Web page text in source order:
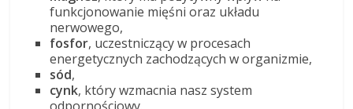
funkcjonowanie mięśni oraz układu
nerwowego,
fosfor, uczestniczący w procesach
energetycznych zachodzących w organizmie,
sód,
cynk, który wzmacnia nasz system